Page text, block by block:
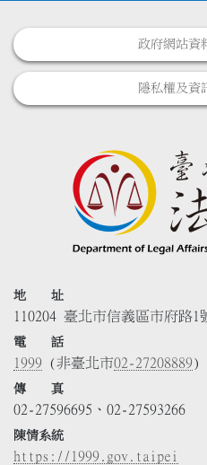
政府網站資
隱私權及資
地 址
110204 臺北市信義區市府路1
電 話
1999 (非臺北市02-27208889)
傳 真
02-27596695、02-27593266
陳情系統
https://1999.gov.taipei